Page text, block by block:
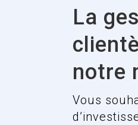
La
notre
Vous